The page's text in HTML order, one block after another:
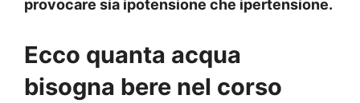
provocare sia ipotensione che ipertensione.
Ecco quanta acqua
bisogna bere nel corso